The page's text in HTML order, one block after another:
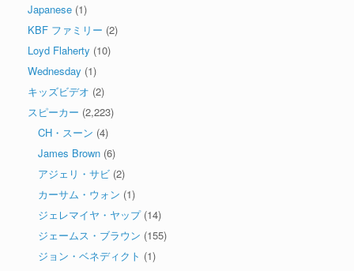
Japanese (1)
KBF ファミリー (2)
Loyd Flaherty (10)
Wednesday (1)
キッズビデオ (2)
スピーカー (2,223)
CH・スーン (4)
James Brown (6)
アジェリ・サビ (2)
カーサム・ウォン (1)
ジェレマイヤ・ヤップ(14)
ジェームス・ブラウン (155)
ジョン・ベネディクト (1)